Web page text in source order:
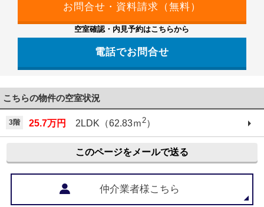
空室確認・内見予約はこちらから
電話でお問合せ
こちらの物件の空室状況
3階 25.7万円 2LDK（62.83ｍ2）
このページをメールで送る
仲介業者様こちら